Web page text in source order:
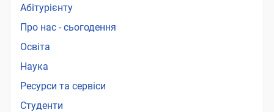
Абітурієнту
Про нас - сьогодення
Освіта
Наука
Ресурси та сервіси
Студенти